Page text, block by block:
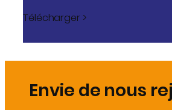
Télécharger >
Envie de nous